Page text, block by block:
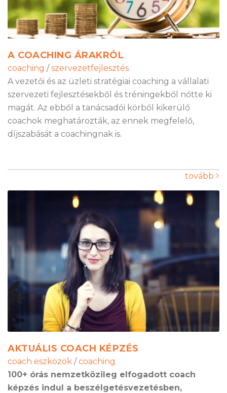
A COACHING ÁRAKRÓL
coaching / szervezetfejlesztés
A vezetői és az üzleti stratégiai coaching a vállalati
szervezeti fejlesztésekből és tréningekből nőtte ki
magát. Az ebből a tanácsadói körből kikerülő
coachok meghatározták, az ennek megfelelő,
díjszabását a coachingnak is.
tovább
AKTUÁLIS COACH KÉPZÉS
coach eszközök / coaching
100+ órás nemzetközileg elfogadott coach
képzés indul a beszélgetésvezetésben,